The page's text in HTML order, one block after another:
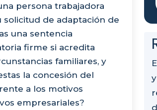
persona trabajadora
solicitud de adaptación de
una sentencia
firme si acredita
familiares, y
la concesión del
a los motivos
empresariales?